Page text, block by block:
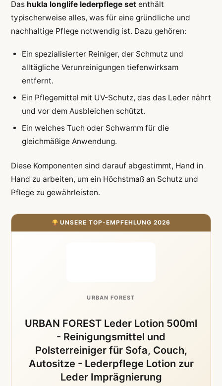
Das hukla longlife lederpflege setenthält
typischerweise alles, was für eine gründliche und
nachhaltige Pflege notwendig ist. Dazu gehören:
Ein spezialisierter Reiniger, der Schmutz und
alltägliche Verunreinigungen tiefenwirksam
entfernt.
Ein Pflegemittel mit UV-Schutz, das das Leder nährt
und vor dem Ausbleichen schützt.
Ein weiches Tuch oder Schwamm für die
gleichmäßige Anwendung.
Diese Komponenten sind darauf abgestimmt, Hand in
Hand zu arbeiten, um ein Höchstmaß an Schutz und
Pflege zu gewährleisten.
UNSERE TOP-EMPFEHLUNG 2026
URBAN FOREST
URBAN FOREST Leder Lotion 500ml
- Reinigungsmittel und
Polsterreiniger für Sofa, Couch,
Autositze - Lederpflege Lotion zur
Leder Imprägnierung